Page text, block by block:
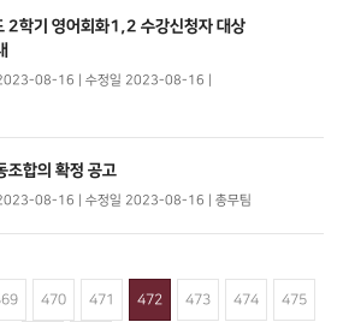
학기 영어회화1,2 수강신청자 대상
08-16 | 수정일 2023-08-16 |
조합의 확정 공고
08-16 | 수정일 2023-08-16 | 총무팀
470 471 472 473 474 475